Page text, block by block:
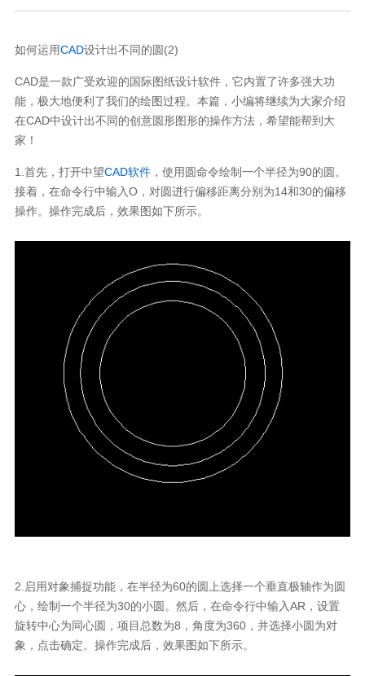
如何运用CAD设计出不同的圆(2)
CAD是一款广受欢迎的国际图纸设计软件，它内置了许多强大功
能，极大地便利了我们的绘图过程。本篇，小编将继续为大家介绍
在CAD中设计出不同的创意圆形图形的操作方法，希望能帮到大
家！
1.首先，打开中望CAD软件，使用圆命令绘制一个半径为90的圆。
接着，在命令行中输入O，对圆进行偏移距离分别为14和30的偏移
操作。操作完成后，效果图如下所示。
2.启用对象捕捉功能，在半径为60的圆上选择一个垂直极轴作为圆
心，绘制一个半径为30的小圆。然后，在命令行中输入AR，设置
旋转中心为同心圆，项目总数为8，角度为360，并选择小圆为对
象，点击确定。操作完成后，效果图如下所示。